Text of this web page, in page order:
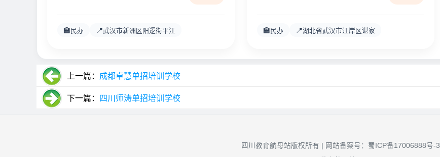
🏫 民办 📍武汉市新洲区阳逻街平江 🏫 民办 📍湖北省武汉市江岸区谌家
上一篇： 成都卓慧单招培训学校
下一篇： 四川师涛单招培训学校
四川教育航母站版权所有 | 网站备案号： 蜀ICP备17006888号-3